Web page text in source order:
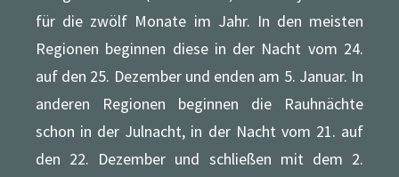
für die zwölf Monate im Jahr. In den meisten
Regionen beginnen diese in der Nacht vom 24.
auf den 25. Dezember und enden am 5. Januar. In
anderen Regionen beginnen die Rauhnächte
schon in der Julnacht, in der Nacht vom 21. auf
den 22. Dezember und schließen mit dem 2.